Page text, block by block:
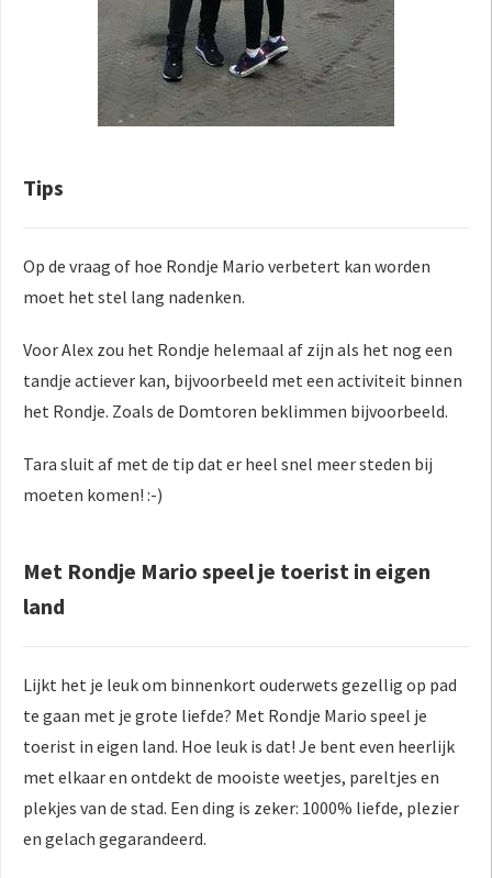
Tips
Op de vraag of hoe Rondje Mario verbetert kan worden
moet het stel lang nadenken.
Voor Alex zou het Rondje helemaal af zijn als het nog een
tandje actiever kan, bijvoorbeeld met een activiteit binnen
het Rondje. Zoals de Domtoren beklimmen bijvoorbeeld.
Tara sluit af met de tip dat er heel snel meer steden bij
moeten komen! :-)
Met Rondje Mario speel je toerist in eigen
land
Lijkt het je leuk om binnenkort ouderwets gezellig op pad
te gaan met je grote liefde? Met Rondje Mario speel je
toerist in eigen land. Hoe leuk is dat! Je bent even heerlijk
met elkaar en ontdekt de mooiste weetjes, pareltjes en
plekjes van de stad. Een ding is zeker: 1000% liefde, plezier
en gelach gegarandeerd.